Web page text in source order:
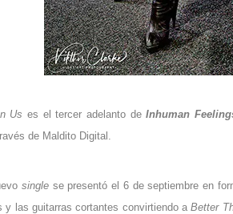
Us es el tercer adelanto deInhuman
de Maldito Digital.
single se presentó el 6 de septiembre en
y las guitarras cortantes convirtiendo aBetter